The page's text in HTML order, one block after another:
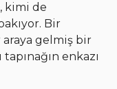
kimi de
Bir
gelmiş bir
tapınağın enkazı